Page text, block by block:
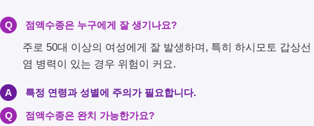
Q 점액수종은 누구에게 잘 생기나요?
주로 50대 이상의 여성에게 잘 발생하며, 특히 하시모토 갑상선
염 병력이 있는 경우 위험이 커요.
A 특정 연령과 성별에 주의가 필요합니다.
Q 점액수종은 완치 가능한가요?